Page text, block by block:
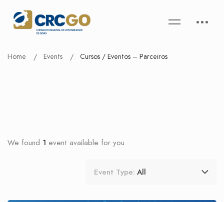
Home Events Cursos / Eventos – Parceiros
We found 1 event available for you
Event Type: All